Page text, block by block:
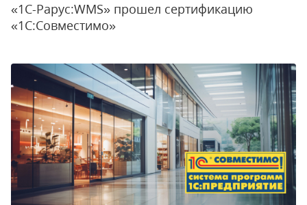
«1С-Рарус:WMS» прошел сертификацию
«1С:Совместимо»